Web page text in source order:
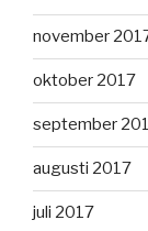
november
oktober 2017
september
augusti 2017
juli 2017